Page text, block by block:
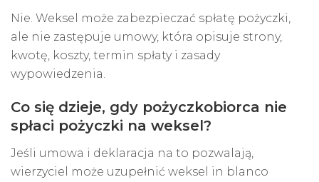
Nie. Weksel może zabezpieczać spłatę pożyczki,
ale nie zastępuje umowy, która opisuje strony,
kwotę, koszty, termin spłaty i zasady
wypowiedzenia.
Co się dzieje, gdy pożyczkobiorca nie
spłaci pożyczki na weksel?
Jeśli umowa i deklaracja na to pozwalają,
wierzyciel może uzupełnić weksel in blanco